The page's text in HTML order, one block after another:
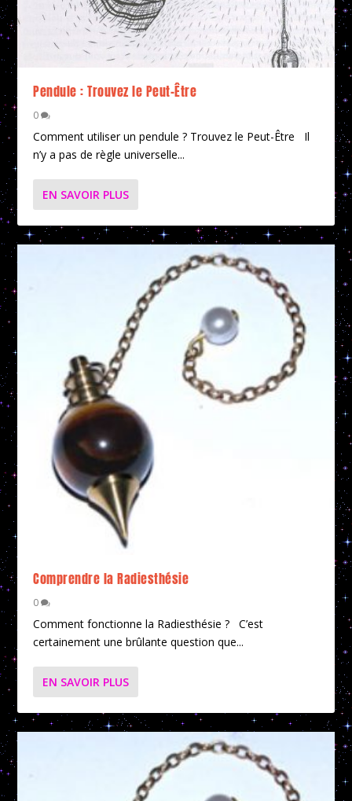
Pendule : Trouvez le Peut-Être
0
Comment utiliser un pendule ? Trouvez le Peut-Être Il
n’y a pas de règle universelle...
EN SAVOIR PLUS
Comprendre la Radiesthésie
0
Comment fonctionne la Radiesthésie ? C’est
certainement une brûlante question que...
EN SAVOIR PLUS